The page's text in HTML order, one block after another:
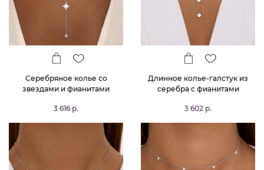
Серебряное колье со
звездами и фианитами
3 616 р.
Длинное колье-галстук из
серебра с фианитами
3 602 р.